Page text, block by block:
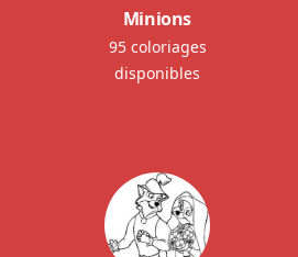
Minions
95 coloriages
disponibles